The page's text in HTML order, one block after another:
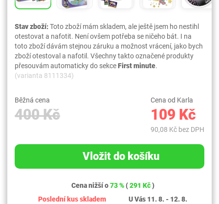
Stav zboží:Toto zboží mám skladem, ale ještě jsem ho nestihl
otestovat a nafotit. Není ovšem potřeba se ničeho bát. I na
toto zboží dávám stejnou záruku a možnost vrácení, jako bych
zboží otestoval a nafotil. Všechny takto označené produkty
přesouvám automaticky do sekceFirst minute.
(varianta 8111334)
Běžná cena
400 Kč
Cena od Karla
109 Kč
90,08 Kč bez DPH
Vložit do košíku
Cena nižší o73 %(291 Kč)
Poslední kus skladem
U Vás 11. 8. - 12. 8.